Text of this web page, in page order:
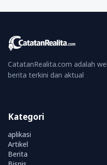
CatatanRealita.com adalah
berita terkini dan aktual
Kategori
aplikasi
Artikel
Berita